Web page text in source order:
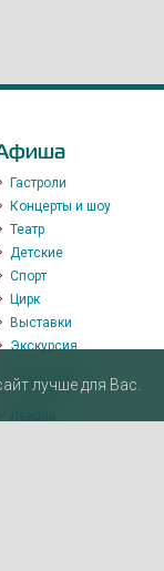
Гастроли
Концерты и шоу
Театр
Детские
Спорт
Цирк
Выставки
Экскурсия
Променад
лучше для Вас.